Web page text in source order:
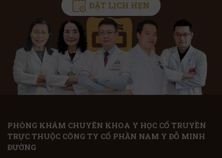
ĐẶT LỊCH HẸN
PHÒNG KHÁM CHUYÊN KHOA Y HỌC CỔ TRUYỀN
TRỰC THUỘC CÔNG TY CỔ PHẦN NAM Y ĐỖ MINH
ĐƯỜNG